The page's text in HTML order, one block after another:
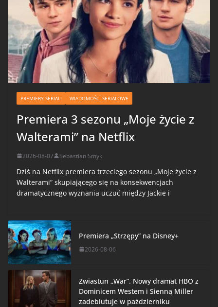
PREMIERY SERIALI WIADOMOŚCI SERIALOWE
Premiera 3 sezonu „Moje życie z
Walterami” na Netflix
2026-08-07 Sebastian Smyk
Dziś na Netflix premiera trzeciego sezonu „Moje życie z
Walterami” skupiającego się na konsekwencjach
dramatycznego wyznania uczuć między Jackie i
Premiera „Strzępy” na Disney+
2026-08-06
Zwiastun „War”. Nowy dramat HBO z
Dominicem Westem i Sienną Miller
zadebiutuje w październiku